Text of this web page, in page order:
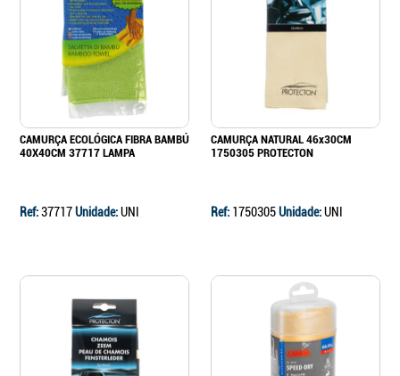
CAMURÇA ECOLÓGICA FIBRA BAMBÚ
40X40CM 37717 LAMPA
Ref:37717Unidade:UNI
CAMURÇA NATURAL 46x30CM
1750305 PROTECTON
Ref: 1750305Unidade:UNI